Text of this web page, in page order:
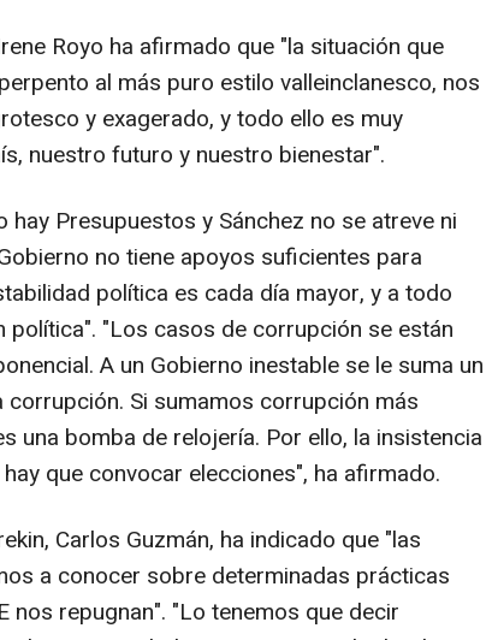
Royo ha afirmado que "la situación que
al más puro estilo valleinclanesco, nos
y exagerado, y todo ello es muy
nuestro futuro y nuestro bienestar".
hay Presupuestos y Sánchez no se atreve ni
no tiene apoyos suficientes para
política es cada día mayor, y a todo
"Los casos de corrupción se están
A un Gobierno inestable se le suma un
Si sumamos corrupción más
una bomba de relojería. Por ello, la insistencia
que convocar elecciones", ha afirmado.
Carlos Guzmán, ha indicado que "las
a conocer sobre determinadas prácticas
nos repugnan". "Lo tenemos que decir